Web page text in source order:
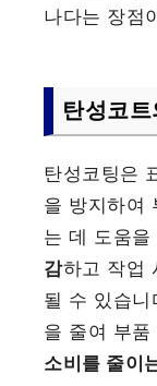
나다는 장점
탄성코
탄성코팅은
을 방지하여
는 데 도움을
감하고 작업
될 수 있습
을 줄여 부품
소비를 줄이